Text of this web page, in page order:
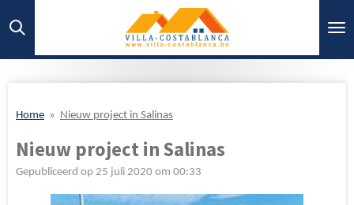
direct
Home » Nieuw project in Salinas
Nieuw project in Salinas
Gepubliceerd op 25 juli 2020 om 00:33